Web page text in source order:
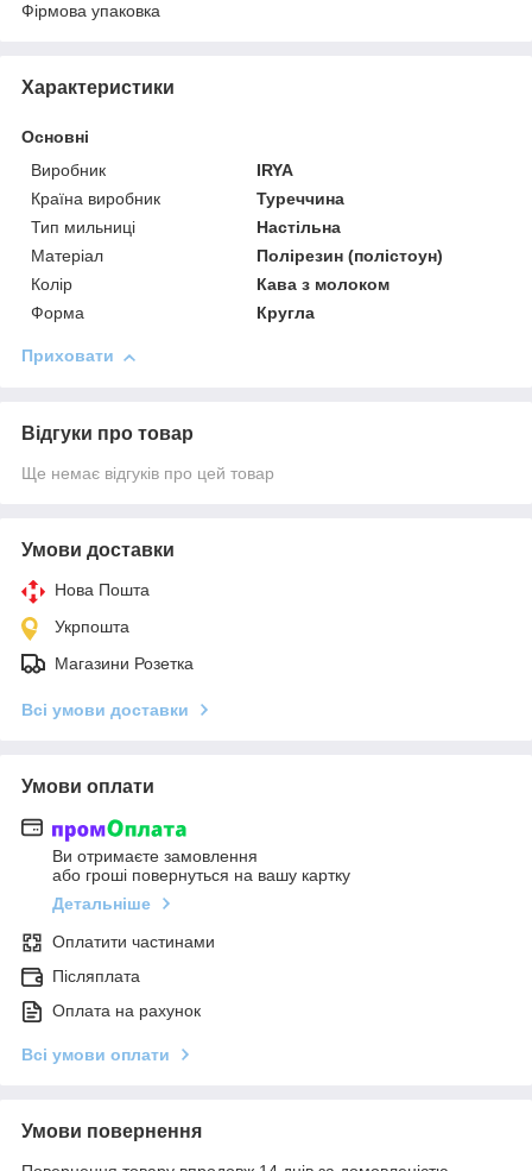
Фірмова упаковка
Характеристики
Основні
Виробник
IRYA
Країна виробник
Туреччина
Тип мильниці
Настільна
Матеріал
Полірезин (полістоун)
Колір
Кава з молоком
Форма
Кругла
Приховати
Відгуки про товар
Ще немає відгуків про цей товар
Умови доставки
Нова Пошта
Укрпошта
Магазини Розетка
Всі умови доставки
Умови оплати
Ви отримаєте замовлення
або гроші повернуться на вашу картку
Детальніше
Оплатити частинами
Післяплата
Оплата на рахунок
Всі умови оплати
Умови повернення